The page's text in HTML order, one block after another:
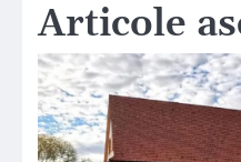
Articole